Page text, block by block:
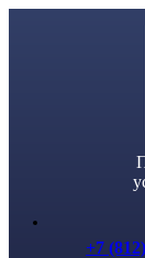
+7